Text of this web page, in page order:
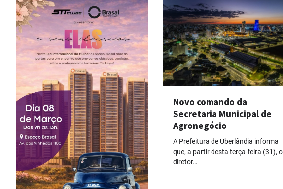
Novo comando da
Secretaria Municipal de
Agronegócio
A Prefeitura de Uberlândia informa
que, a partir desta terça-feira (31), o
diretor…